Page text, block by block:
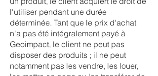
l'utiliser pendant une durée
déterminée. Tant que le prix d'achat
n'a pas été intégralement payé à
Geoimpact, le client ne peut pas
disposer des produits ; il ne peut
notamment pas les vendre, les louer,